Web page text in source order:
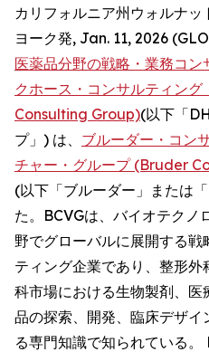
カリフォルニア州ウォルナ
ヨーク発, Jan. 11, 2026
医薬品分野の戦略・業務コ
クホース・コンサルティン
Consulting Group)(以下「
プ」) は、 ブルーダー・コン
チャー・グループ (Bruder
(以下「ブルーダー」または
た。BCVGは、バイオテクノ
野でグローバルに展開する
ティング企業であり、整形
科市場における生物製剤、
品の探索、開発、臨床デザ
る専門知識で知られている